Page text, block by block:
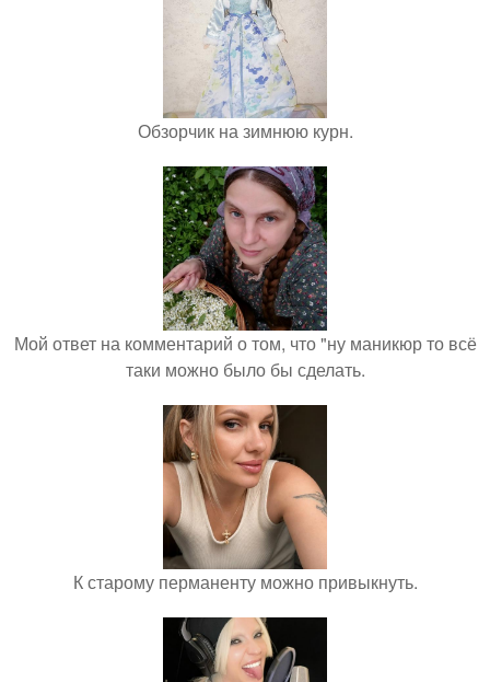
Обзорчик на зимнюю курн.
Мой ответ на комментарий о том, что "ну маникюр то всё
таки можно было бы сделать.
К старому перманенту можно привыкнуть.